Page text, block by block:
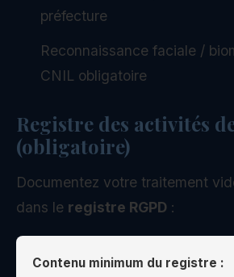
préfecture
Reconnaissance faciale /
CNIL obligatoire
Registre des activités
(obligatoire)
Documentez votre traitement
dans le registre RGPD :
Contenu minimum du registre :